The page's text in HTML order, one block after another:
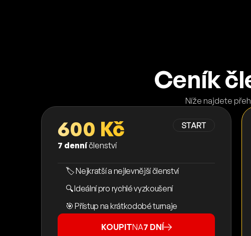
Ceník
Níže najdete
START
600 Kč
7 denníčlenství
🏷️ Nejkratší a nejlevnější členství
🔍 Ideální pro rychlé vyzkoušení
🎯 Přístup na krátkodobé turnaje
KOUPITNA7 DNÍ